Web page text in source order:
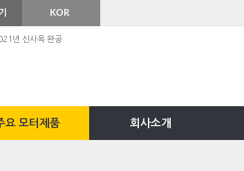
KOR
ENG
요 모터제품 회사소개